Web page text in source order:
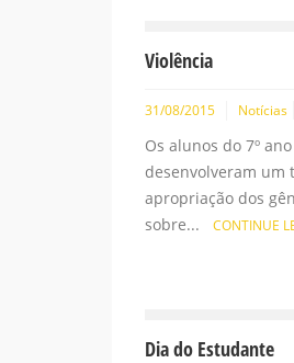
Violência
31/08/2015 Notícias
Os alunos do 7º
desenvolveram um
apropriação dos
sobre... CONTINUE
Dia do Estudante